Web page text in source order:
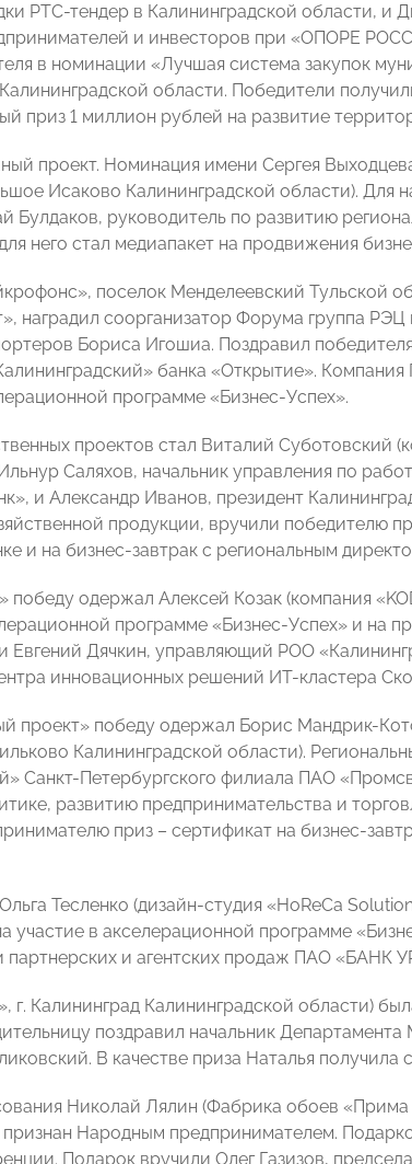
РТС-тендер в Калининградской области, и
и инвесторов при «ОПОРЕ
в номинации «Лучшая система закупок
области. Победители
приз 1 миллион рублей на развитие
проект. Номинация имени Сергея
Исаково Калининградской области). Для
Булдаков, руководитель по развитию
него стал медиапакет на продвижения
поселок Менделеевский Тульской
наградил соорганизатор Форума группа РЭЦ
Бориса Игошиа. Поздравил
банка «Открытие». Компания
программе «Бизнес-Успех».
проектов стал Виталий Суботовский
Саляхов, начальник управления по
и Александр Иванов, президент
продукции, вручили победителю
и на бизнес-завтрак с региональным
одержал Алексей Козак (компания
программе «Бизнес-Успех» и на
Евгений Дячкин, управляющий РОО
инновационных решений ИТ-кластера
проект» победу одержал Борис Мандрик-
Калининградской области).
Санкт-Петербургского филиала ПАО
развитию предпринимательства и
приз – сертификат на бизнес-
Тесленко (дизайн-студия «НoReCa
участие в акселерационной программе
партнерских и агентских продаж ПАО «БАНК
г. Калининград Калининградской области)
поздравил начальник Департамента
В качестве приза Наталья получила
Николай Лялин (Фабрика обоев
Народным предпринимателем.
Подарок вручили Олег Газизов,